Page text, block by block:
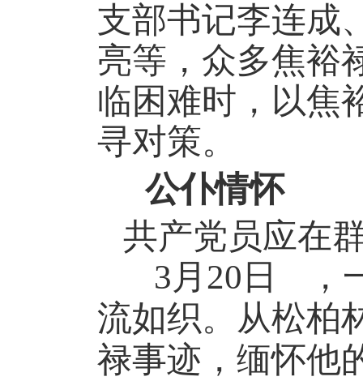
支部书记李连成
亮等，众多焦裕
临困难时，以焦
寻对策。
公仆情怀
共产党员应在
3 月 20 日
流如织。从松柏
禄事迹，缅怀他